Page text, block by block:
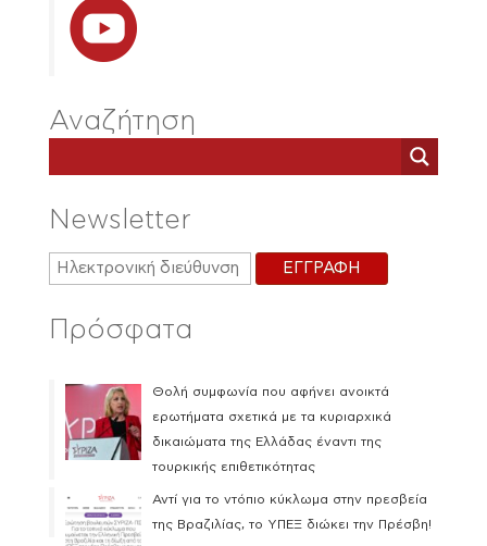
Αναζήτηση
Newsletter
Πρόσφατα
Θολή συμφωνία που αφήνει ανοικτά
ερωτήματα σχετικά με τα κυριαρχικά
δικαιώματα της Ελλάδας έναντι της
τουρκικής επιθετικότητας
Αντί για το ντόπιο κύκλωμα στην πρεσβεία
της Βραζιλίας, το ΥΠΕΞ διώκει την Πρέσβη!